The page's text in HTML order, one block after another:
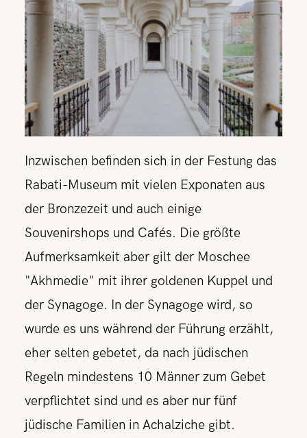
Inzwischen befinden sich in der Festung das
Rabati-Museum mit vielen Exponaten aus
der Bronzezeit und auch einige
Souvenirshops und Cafés. Die größte
Aufmerksamkeit aber gilt der Moschee
"Akhmedie" mit ihrer goldenen Kuppel und
der Synagoge. In der Synagoge wird, so
wurde es uns während der Führung erzählt,
eher selten gebetet, da nach jüdischen
Regeln mindestens 10 Männer zum Gebet
verpflichtet sind und es aber nur fünf
jüdische Familien in Achalziche gibt.